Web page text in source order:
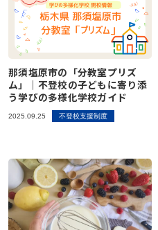
那須塩原市の「分教室プリズ
ム」｜不登校の子どもに寄り添
う学びの多様化学校ガイド
2025.09.25 不登校支援制度